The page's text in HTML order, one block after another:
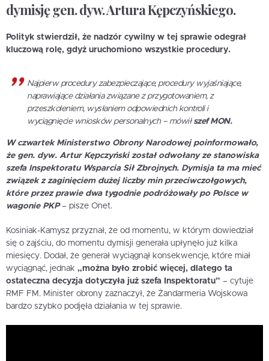
dymisję gen. dyw. Artura Kępczyńskiego.
Polityk stwierdził, że nadzór cywilny w tej sprawie odegrał
kluczową rolę, gdyż uruchomiono wszystkie procedury.
Najpierw procedury zabezpieczające, procedury wyjaśniające,
naprawiające działania związane z przygotowaniem, z
przeszkoleniem, wysłaniem odpowiednich kontroli i
wyciągnięcie wniosków personalnych – mówił szef MON.
W czwartek Ministerstwo Obrony Narodowej poinformowało,
że gen. dyw. Artur Kępczyński został odwołany ze stanowiska
szefa Inspektoratu Wsparcia Sił Zbrojnych. Dymisja ta ma mieć
związek z zaginięciem dużej liczby min przeciwczołgowych,
które przez prawie dwa tygodnie podróżowały po Polsce w
wagonie PKP– pisze Onet.
Kosiniak-Kamysz przyznał, że od momentu, w którym dowiedział
się o zajściu, do momentu dymisji generała upłynęło już kilka
miesięcy. Dodał, że generał wyciągnął konsekwencje, które miał
wyciągnąć, jednak „można było zrobić więcej, dlatego ta
ostateczna decyzja dotyczyła już szefa Inspektoratu” – cytuje
RMF FM. Minister obrony zaznaczył, że Żandarmeria Wojskowa
bardzo szybko podjęła działania w tej sprawie.